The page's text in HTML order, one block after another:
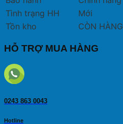
Tình trạng HH
Mới
Tồn kho
CÒN HÀNG
HỖ TRỢ MUA HÀNG
0243 863 0043
Hotline